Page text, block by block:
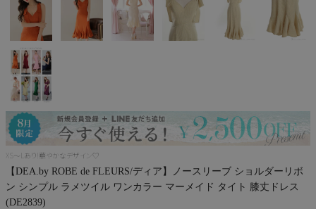
XS～Lあり!華やかなデザイン♡
【DEA.by ROBE de FLEURS/ディア】ノースリーブ ショルダーリボ
ン シンプル ラメツイル ワンカラー マーメイド タイト 膝丈ドレス
(DE2839)